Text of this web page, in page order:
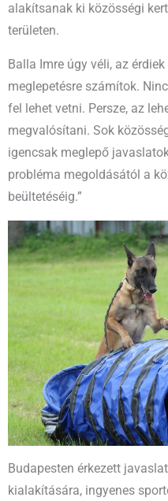
alakítsanak ki közösségi
területen.
Balla Imre úgy véli, az
meglepetésre számítok.
fel lehet vetni. Persze, az
megvalósítani. Sok
igencsak meglepő
probléma megoldásától a
beültetéséig.”
Budapesten érkezett
kialakítására, ingyenes